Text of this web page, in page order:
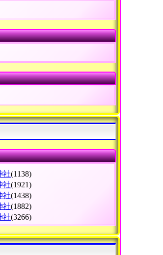
社(1138)
社(1921)
社(1438)
社(1882)
社(3266)